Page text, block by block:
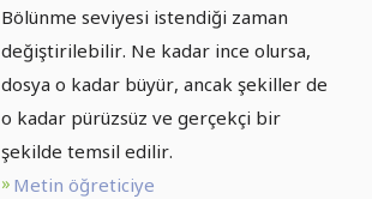
Bölünme seviyesi istendiği zaman
değiştirilebilir. Ne kadar ince olursa,
dosya o kadar büyür, ancak şekiller de
o kadar pürüzsüz ve gerçekçi bir
şekilde temsil edilir.
Metin öğreticiye